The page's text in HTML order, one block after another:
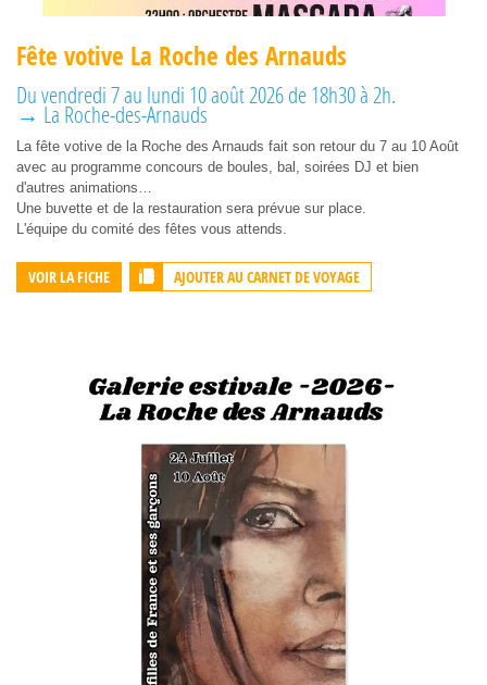
Fête votive La Roche des Arnauds
Du vendredi 7 au lundi 10 août 2026 de 18h30 à 2h.
→ La Roche-des-Arnauds
La fête votive de la Roche des Arnauds fait son retour du 7 au 10 Août
avec au programme concours de boules, bal, soirées DJ et bien
d'autres animations…
Une buvette et de la restauration sera prévue sur place.
L'équipe du comité des fêtes vous attends.
VOIR LA FICHE AJOUTER AU CARNET DE VOYAGE